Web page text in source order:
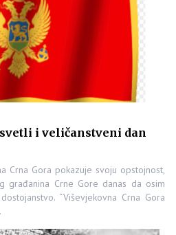
svetli i veličanstveni dan
Crna Gora pokazuje svoju opstojnost,
građanina Crne Gore danas da osim
“Viševjekovna Crna Gora